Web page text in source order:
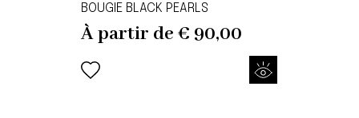
BOUGIE BLACK PEARLS
À partir de€ 90,00